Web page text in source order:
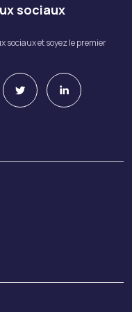
sociaux
sociaux et soyez le premier